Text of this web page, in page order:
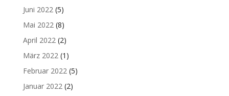
Juni 2022(5)
Mai 2022(8)
April 2022(2)
März 2022(1)
Februar 2022(5)
Januar 2022(2)